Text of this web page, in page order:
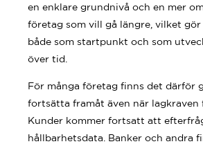
en enklare grundnivå och en mer
företag som vill gå längre, vilket
både som startpunkt och som
över tid.
För många företag finns det därför
fortsätta framåt även när lagkraven
Kunder kommer fortsatt att
hållbarhetsdata. Banker och andra